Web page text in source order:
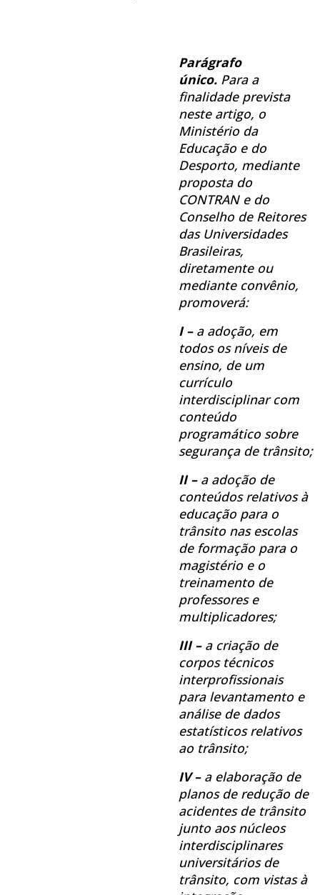
Parágrafo
único. Para a
finalidade prevista
neste artigo, o
Ministério da
Educação e do
Desporto, mediante
proposta do
CONTRAN e do
Conselho de Reitores
das Universidades
Brasileiras,
diretamente ou
mediante convênio,
promoverá:
I –a adoção, em
todos os níveis de
ensino, de um
currículo
interdisciplinar com
conteúdo
programático sobre
segurança de trânsito;
II –a adoção de
conteúdos relativos à
educação para o
trânsito nas escolas
de formação para o
magistério e o
treinamento de
professores e
multiplicadores;
III –a criação de
corpos técnicos
interprofissionais
para levantamento e
análise de dados
estatísticos relativos
ao trânsito;
IV –a elaboração de
planos de redução de
acidentes de trânsito
junto aos núcleos
interdisciplinares
universitários de
trânsito, com vistas à